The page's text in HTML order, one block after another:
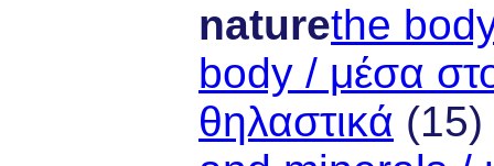
naturethe
body / μέσα
θηλαστικά (15)